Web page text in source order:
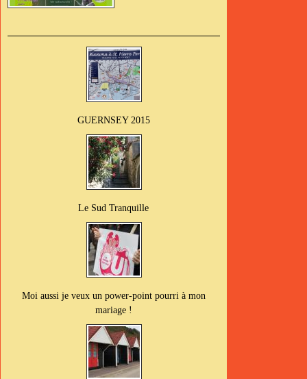
GUERNSEY 2015
Le Sud Tranquille
Moi aussi je veux un power-point pourri à mon
mariage !